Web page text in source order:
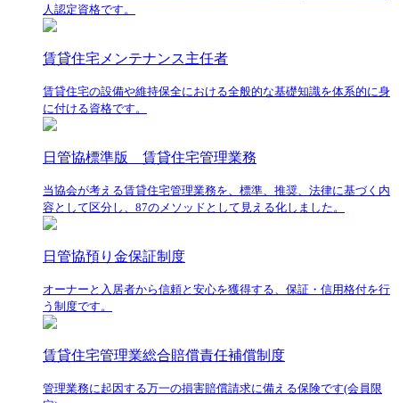
人認定資格です。
賃貸住宅メンテナンス主任者
賃貸住宅の設備や維持保全における全般的な基礎知識を体系的に身
に付ける資格です。
日管協標準版 賃貸住宅管理業務
当協会が考える賃貸住宅管理業務を、標準、推奨、法律に基づく内
容として区分し、87のメソッドとして見える化しました。
日管協預り金保証制度
オーナーと入居者から信頼と安心を獲得する、保証・信用格付を行
う制度です。
賃貸住宅管理業総合賠償責任補償制度
管理業務に起因する万一の損害賠償請求に備える保険です(会員限